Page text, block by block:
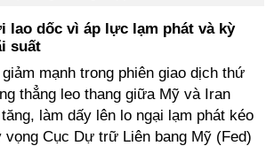
lao dốc vì áp lực lạm phát và kỳ
suất
mạnh trong phiên giao dịch thứ
thẳng leo thang giữa Mỹ và Iran
làm dấy lên lo ngại lạm phát kéo
vọng Cục Dự trữ Liên bang Mỹ (Fed)